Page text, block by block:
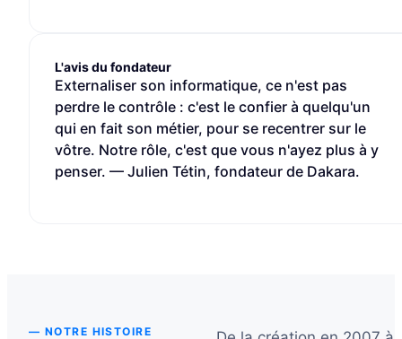
L'avis du fondateur
Externaliser son informatique, ce n'est pas
perdre le contrôle : c'est le confier à quelqu'un
qui en fait son métier, pour se recentrer sur le
vôtre. Notre rôle, c'est que vous n'ayez plus à y
penser. — Julien Tétin, fondateur de Dakara.
— NOTRE HISTOIRE